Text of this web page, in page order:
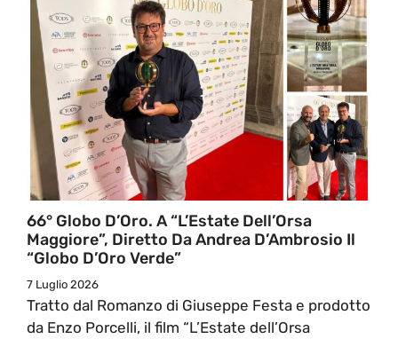
66° Globo D’Oro. A “L’Estate Dell’Orsa
Maggiore”, Diretto Da Andrea D’Ambrosio Il
“Globo D’Oro Verde”
7 Luglio 2026
Tratto dal Romanzo di Giuseppe Festa e prodotto
da Enzo Porcelli, il film “L’Estate dell’Orsa